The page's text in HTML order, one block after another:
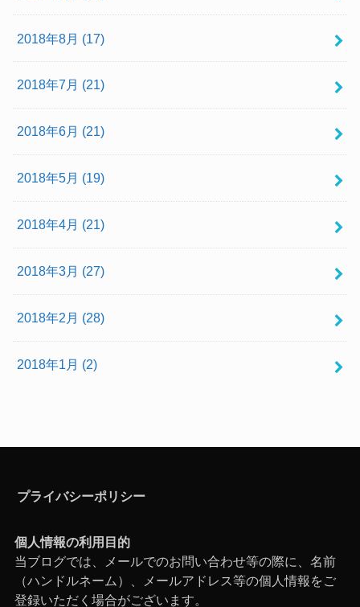
2018年8月 (17)
2018年7月 (21)
2018年6月 (21)
2018年5月 (19)
2018年4月 (21)
2018年3月 (27)
2018年2月 (28)
2018年1月 (2)
プライバシーポリシー
個人情報の利用目的
当ブログでは、メールでのお問い合わせ等の際に、名前
（ハンドルネーム）、メールアドレス等の個人情報をご
登録いただく場合がございます。